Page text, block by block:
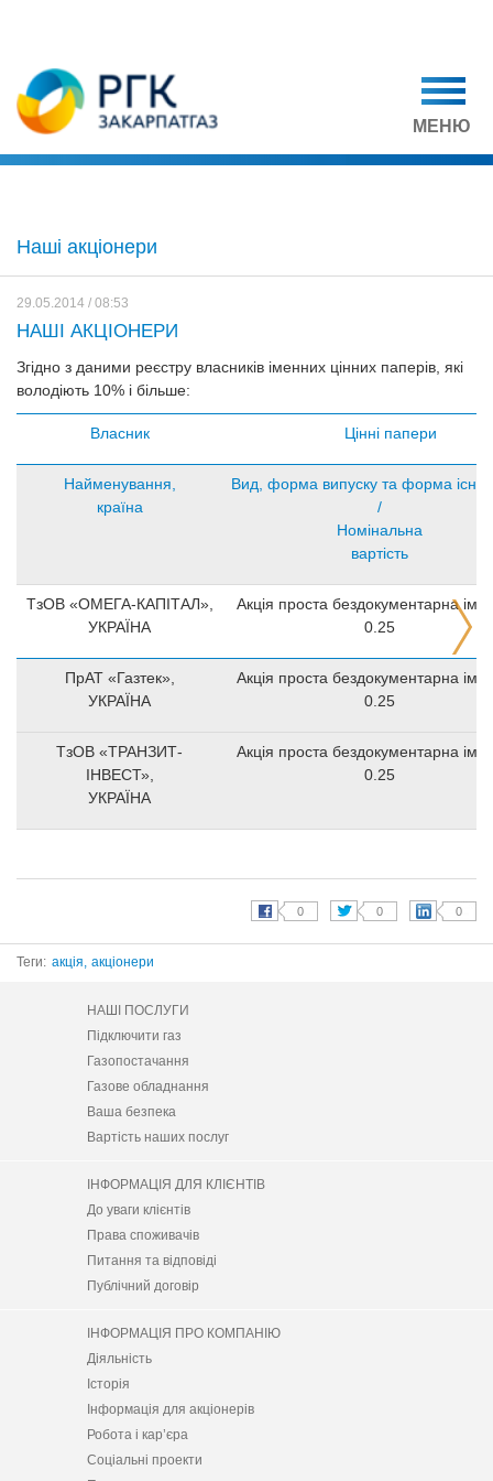
МЕНЮ
Наші акціонери
29.05.2014 / 08:53
НАШІ АКЦІОНЕРИ
Згідно з даними реєстру власників іменних цінних паперів, які
володіють 10% і більше:
Власник Цінні папери
Найменування,
країна
Вид, форма випуску та форма
/
Номінальна
вартість
ТзОВ «ОМЕГА-КАПІТАЛ»,
УКРАЇНА
Акція проста бездокументарна
0.25
ПрАТ «Газтек»,
УКРАЇНА
Акція проста бездокументарна
0.25
ТзОВ «ТРАНЗИТ-
ІНВЕСТ»,
УКРАЇНА
Акція проста бездокументарна
0.25
Теги: акція, акціонери
НАШІ ПОСЛУГИ
Підключити газ
Газопостачання
Газове обладнання
Ваша безпека
Вартість наших послуг
ІНФОРМАЦІЯ ДЛЯ КЛІЄНТІВ
До уваги клієнтів
Права споживачів
Питання та відповіді
Публічний договір
ІНФОРМАЦІЯ ПРО КОМПАНІЮ
Діяльність
Історія
Інформація для акціонерів
Робота і кар’єра
Соціальні проекти